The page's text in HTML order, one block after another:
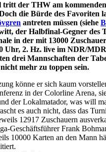
tritt der THW am
die Bürde des Favoriten
antreten müssen (siehe
der Halbfinal-Gegner des
in der mit 13000
Uhr, 2. Hz. live im NDR/
drei Mannschaften der
mehr zu toppen sein.
könne er sich kaum
in der Colorline Arena,
der Lokalmatador, was will
es auch nicht, dass das
12917 Zuschauern
Geschäftsführer Frank
10000 Karten an den Mann